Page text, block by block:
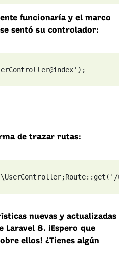
funcionaría y el marco
sentó su controlador:
de trazar rutas:
nuevas y actualizadas
Laravel 8. ¡Espero que
ellos! ¿Tienes algún